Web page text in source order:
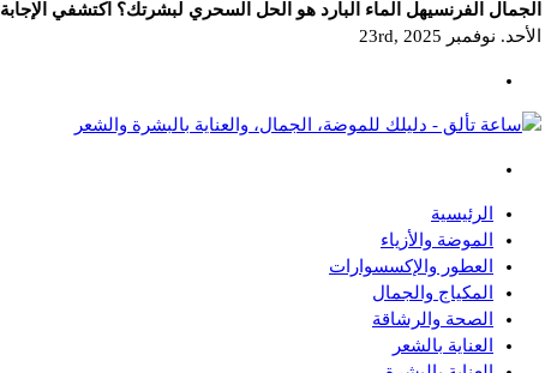
الجمال الفرنسيهل الماء البارد هو الحل السحري لبشرتك؟ اكتشفي الإجابة
الأحد. نوفمبر 23rd, 2025
دليلك للموضة، الجمال، والعناية بالبشرة والشعر
الرئيسية
الموضة والأزياء
العطور والإكسسوارات
المكياج والجمال
الصحة والرشاقة
العناية بالشعر